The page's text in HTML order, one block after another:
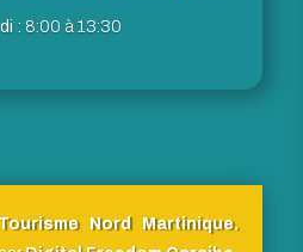
: 8:00 à 13:30
Tourisme Nord Martinique.